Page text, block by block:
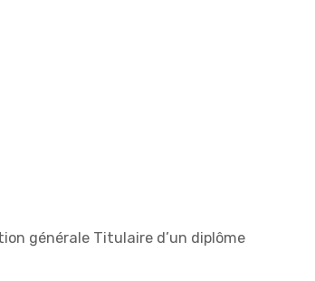
générale Titulaire d’un diplôme